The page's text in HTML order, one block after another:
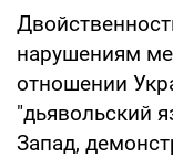
нарушениям
отношении
"дьявольский
Запад,